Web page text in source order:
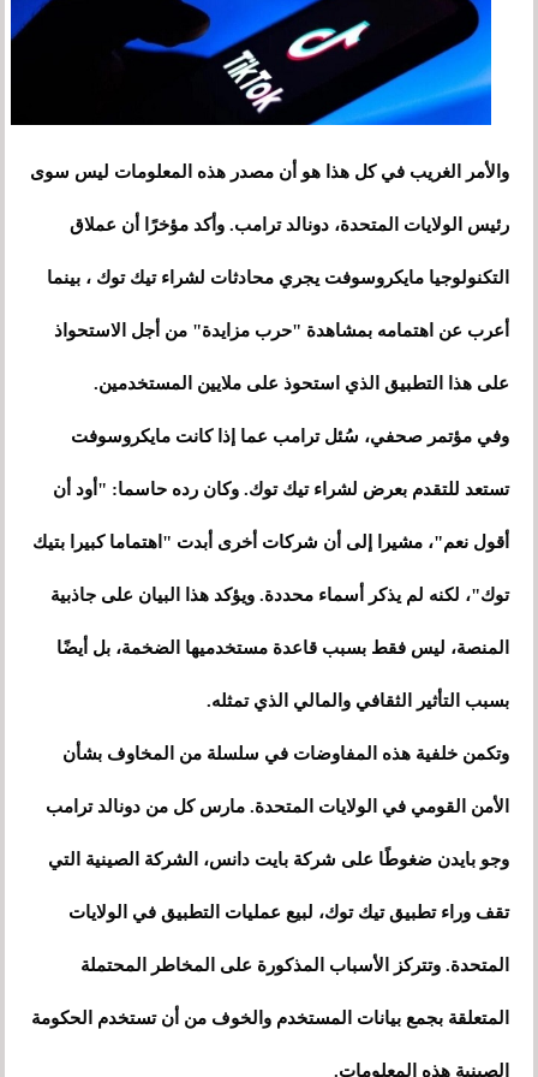
والأمر الغريب في كل هذا هو أن مصدر هذه المعلومات ليس سوى
رئيس الولايات المتحدة، دونالد ترامب. وأكد مؤخرًا أن عملاق
التكنولوجيا مايكروسوفت يجري محادثات لشراء تيك توك ، بينما
أعرب عن اهتمامه بمشاهدة "حرب مزايدة" من أجل الاستحواذ
على هذا التطبيق الذي استحوذ على ملايين المستخدمين.
وفي مؤتمر صحفي، سُئل ترامب عما إذا كانت مايكروسوفت
تستعد للتقدم بعرض لشراء تيك توك. وكان رده حاسما: "أود أن
أقول نعم"، مشيرا إلى أن شركات أخرى أبدت "اهتماما كبيرا بتيك
توك"، لكنه لم يذكر أسماء محددة. ويؤكد هذا البيان على جاذبية
المنصة، ليس فقط بسبب قاعدة مستخدميها الضخمة، بل أيضًا
بسبب التأثير الثقافي والمالي الذي تمثله.
وتكمن خلفية هذه المفاوضات في سلسلة من المخاوف بشأن
الأمن القومي في الولايات المتحدة. مارس كل من دونالد ترامب
وجو بايدن ضغوطًا على شركة بايت دانس، الشركة الصينية التي
تقف وراء تطبيق تيك توك، لبيع عمليات التطبيق في الولايات
المتحدة. وتتركز الأسباب المذكورة على المخاطر المحتملة
المتعلقة بجمع بيانات المستخدم والخوف من أن تستخدم الحكومة
الصينية هذه المعلومات.